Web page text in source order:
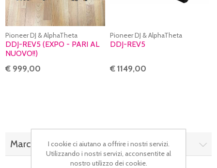
Pioneer DJ & AlphaTheta
DDJ-REV5 (EXPO - PARI AL
NUOVO!!)
€ 999,00
Pioneer DJ & AlphaTheta
DDJ-REV5
€ 1149,00
Marchi
I cookie ci aiutano a offrire i nostri servizi.
Utilizzando i nostri servizi, acconsentite al
nostro utilizzo dei cookie.